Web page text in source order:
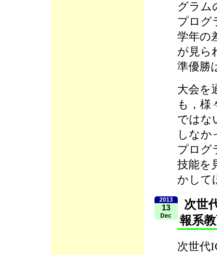
グラム
プログ
学年の
が見ら
準優勝
大会を
も，様
ではな
しなか
プログ
技能を
かして
2013
13
Dec
次世
報系
次世代